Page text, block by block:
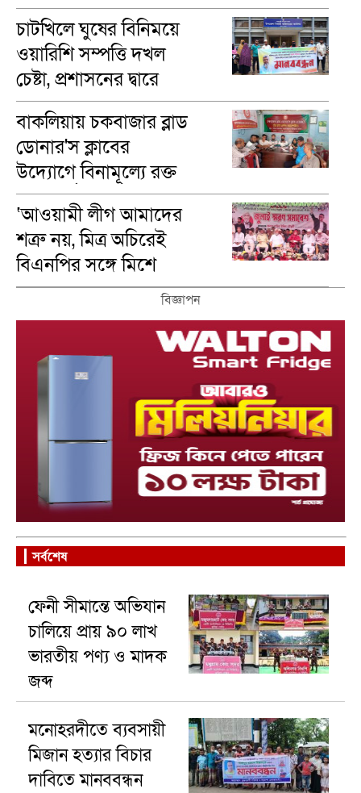
চাটখিলে ঘুষের বিনিময়ে
ওয়ারিশি সম্পত্তি দখল
চেষ্টা, প্রশাসনের দ্বারে
ভুক্তভোগীরা
বাকলিয়ায় চকবাজার ব্লাড
ডোনার'স ক্লাবের
উদ্যোগে বিনামূল্যে রক্ত
গ্রুপ নির্ণয়
‘আওয়ামী লীগ আমাদের
শত্রু নয়, মিত্র অচিরেই
বিএনপির সঙ্গে মিশে
যাবে’—দিরাইয়ে এমপি
নাছির চৌধুরী।
বিজ্ঞাপন
সর্বশেষ
ফেনী সীমান্তে অভিযান
চালিয়ে প্রায় ৯০ লাখ
ভারতীয় পণ্য ও মাদক
জব্দ
মনোহরদীতে ব্যবসায়ী
মিজান হত্যার বিচার
দাবিতে মানববন্ধন